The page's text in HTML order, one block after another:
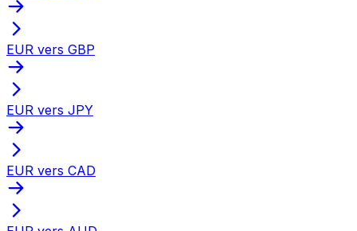
EUR vers GBP
EUR vers JPY
EUR vers CAD